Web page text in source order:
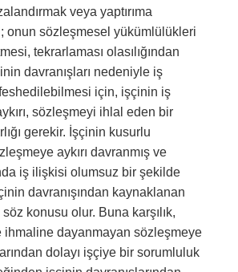
veya yaptırıma
onun sözleşmesel yükümlülükleri
tekrarlaması olasılığından
davranışları nedeniyle iş
için, işçinin iş
sözleşmeyi ihlal eden bir
gerekir. İşçinin kusurlu
aykırı davranmış ve
iş ilişkisi olumsuz bir şekilde
davranışından kaynaklanan
konusu olur. Buna karşılık,
ihmaline dayanmayan sözleşmeye
dolayı işçiye bir sorumluluk